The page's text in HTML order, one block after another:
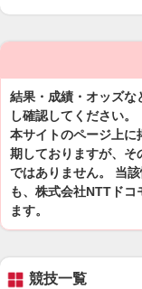
結果・成績・オッズな
し確認してください。
本サイトのページ上に
期しておりますが、そ
ではありません。 当
も、株式会社NTTド
ます。
競技一覧